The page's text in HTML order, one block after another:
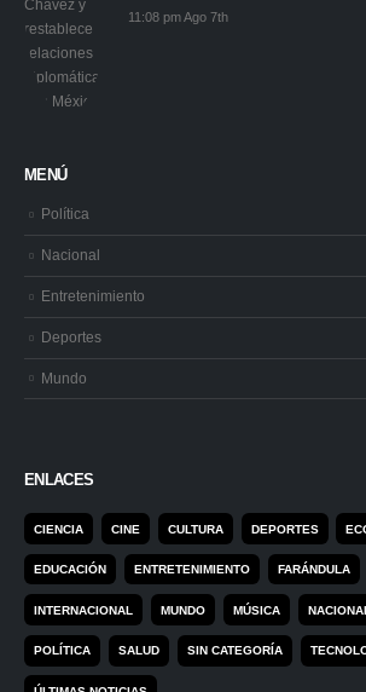
11:08 pm Ago 7th
MENÚ
Política
Nacional
Entretenimiento
Deportes
Mundo
ENLACES
CIENCIA CINE CULTURA DEPORTES
EDUCACIÓN ENTRETENIMIENTO FARÁNDULA
INTERNACIONAL MUNDO MÚSICA
POLÍTICA SALUD SIN CATEGORÍA